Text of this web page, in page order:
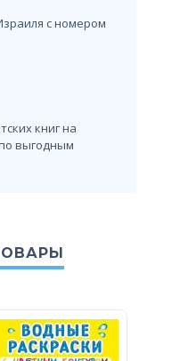
с номером
книг на
выгодным